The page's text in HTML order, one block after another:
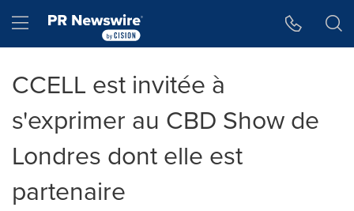
Hamburger menu
CCELL est invitée à
s'exprimer au CBD Show de
Londres dont elle est
partenaire